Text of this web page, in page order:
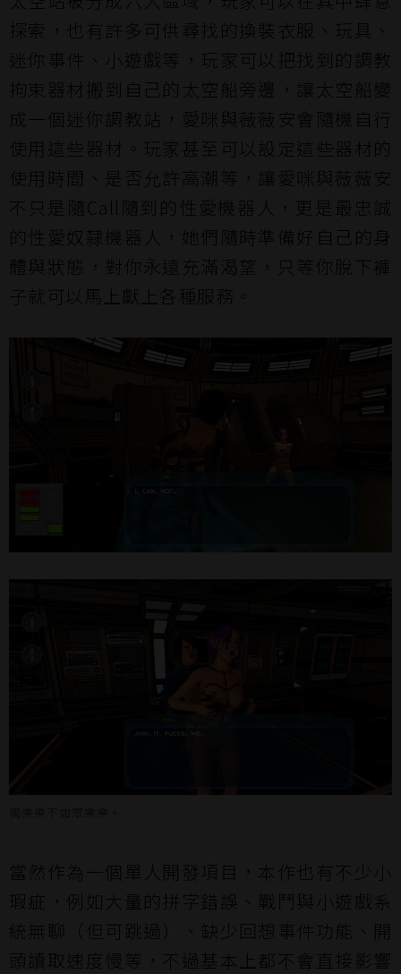
探索，也有許多可供尋找的換裝衣服、玩具、
迷你事件、小遊戲等，玩家可以把找到的調教
拘束器材搬到自己的太空船旁邊，讓太空船變
成一個迷你調教站，愛咪與薇薇安會隨機自行
使用這些器材。玩家甚至可以設定這些器材的
使用時間、是否允許高潮等，讓愛咪與薇薇安
不只是隨Call隨到的性愛機器人，更是最忠誠
的性愛奴隸機器人，她們隨時準備好自己的身
體與狀態，對你永遠充滿渴望，只等你脫下褲
子就可以馬上獻上各種服務。
當然作為一個單人開發項目，本作也有不少小
瑕疵，例如大量的拼字錯誤、戰鬥與小遊戲系
統無聊（但可跳過）、缺少回想事件功能、開
頭讀取速度慢等，不過基本上都不會直接影響